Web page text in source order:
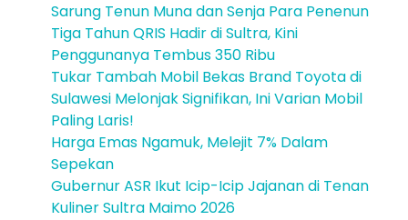
Sarung Tenun Muna dan Senja Para Penenun
Tiga Tahun QRIS Hadir di Sultra, Kini
Penggunanya Tembus 350 Ribu
Tukar Tambah Mobil Bekas Brand Toyota di
Sulawesi Melonjak Signifikan, Ini Varian Mobil
Paling Laris!
Harga Emas Ngamuk, Melejit 7% Dalam
Sepekan
Gubernur ASR Ikut Icip-Icip Jajanan di Tenan
Kuliner Sultra Maimo 2026